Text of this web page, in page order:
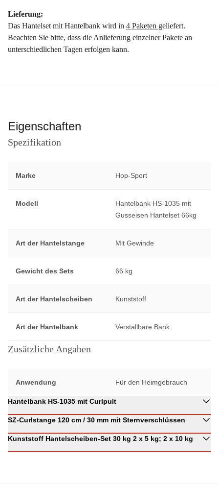
Lieferung:
Das Hantelset mit Hantelbank wird in 4 Paketen geliefert.
Beachten Sie bitte, dass die Anlieferung einzelner Pakete an
unterschiedlichen Tagen erfolgen kann.
Eigenschaften
Spezifikation
Marke Hop-Sport
Modell
Hantelbank HS-1035 mit
Gusseisen Hantelset 66kg
Art der Hantelstange Mit Gewinde
Gewicht des Sets 66 kg
Art der Hantelscheiben Kunststoff
Art der Hantelbank Verstallbare Bank
Zusätzliche Angaben
Anwendung Für den Heimgebrauch
Hantelbank HS-1035 mit Curlpult
SZ-Curlstange 120 cm / 30 mm mit Sternverschlüssen
Kunststoff Hantelscheiben-Set 30 kg 2 x 5 kg; 2 x 10 kg